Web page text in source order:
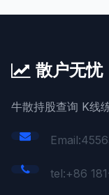
散户无忧
牛散持股查询 K线
tel:+86